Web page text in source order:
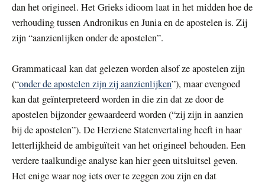
dan het origineel. Het Grieks idioom laat in het midden hoe de
verhouding tussen Andronikus en Junia en de apostelen is. Zij
zijn “aanzienlijken onder de apostelen”.
Grammaticaal kan dat gelezen worden alsof ze apostelen zijn
(“onder de apostelen zijn zij aanzienlijken”), maar evengoed
kan dat geïnterpreteerd worden in die zin dat ze door de
apostelen bijzonder gewaardeerd worden (“zij zijn in aanzien
bij de apostelen”). De Herziene Statenvertaling heeft in haar
letterlijkheid de ambiguïteit van het origineel behouden. Een
verdere taalkundige analyse kan hier geen uitsluitsel geven.
Het enige waar nog iets over te zeggen zou zijn en dat